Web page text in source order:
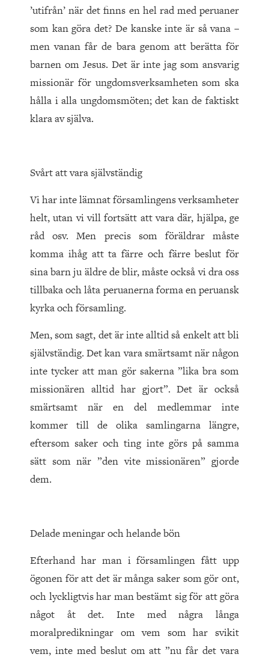
’utifrån’ när det finns en hel rad med peruaner
som kan göra det? De kanske inte är så vana –
men vanan får de bara genom att berätta för
barnen om Jesus. Det är inte jag som ansvarig
missionär för ungdomsverksamheten som ska
hålla i alla ungdomsmöten; det kan de faktiskt
klara av själva.
Svårt att vara självständig
Vi har inte lämnat församlingens verksamheter
helt, utan vi vill fortsätt att vara där, hjälpa, ge
råd osv. Men precis som föräld­rar måste
komma ihåg att ta färre och färre beslut för
sina barn ju äldre de blir, måste också vi dra oss
tillbaka och låta peruanerna forma en peruansk
kyrka och församling.
Men, som sagt, det är inte alltid så enkelt att bli
självständig. Det kan vara smärtsamt när någon
inte tycker att man gör sakerna ”lika bra som
missionären alltid har gjort”. Det är också
smärtsamt när en del medlemmar inte
kommer till de olika samlingarna längre,
eftersom saker och ting inte görs på samma
sätt som när ”den vite missionären” gjorde
dem.
Delade meningar och helande bön
Efterhand har man i församlingen fått upp
ögonen för att det är många saker som gör ont,
och lyckligtvis har man bestämt sig för att göra
något åt det. Inte med några långa
moralpredikningar om vem som har svikit
vem, inte med beslut om att ”nu får det vara